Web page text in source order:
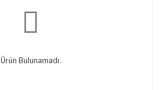
Ürün Bulunamadı.